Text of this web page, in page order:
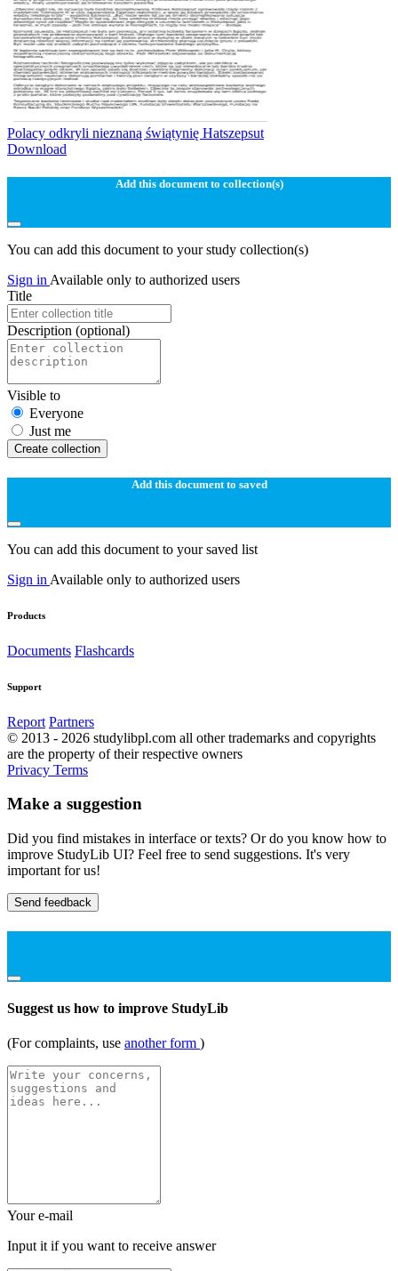
Polacy odkryli nieznaną świątynię Hatszepsut
Download
Add this document to collection(s)
You can add this document to your study collection(s)
Sign in Available only to authorized users
Title
Description (optional)
Visible to
Everyone
Just me
Create collection
Add this document to saved
You can add this document to your saved list
Sign in Available only to authorized users
Products
Documents Flashcards
Support
Report Partners
© 2013 - 2026 studylibpl.com all other trademarks and copyrights
are the property of their respective owners
Privacy Terms
Make a suggestion
Did you find mistakes in interface or texts? Or do you know how to
improve StudyLib UI? Feel free to send suggestions. It's very
important for us!
Send feedback
Suggest us how to improve StudyLib
(For complaints, use another form )
Your e-mail
Input it if you want to receive answer